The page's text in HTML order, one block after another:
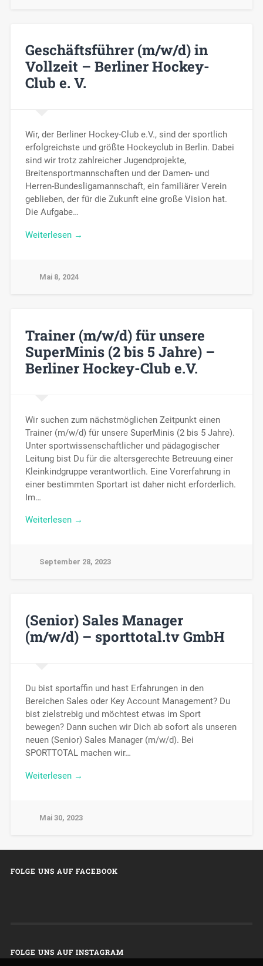
Geschäftsführer (m/w/d) in
Vollzeit – Berliner Hockey-
Club e. V.
Wir, der Berliner Hockey-Club e.V., sind der sportlich
erfolgreichste und größte Hockeyclub in Berlin. Dabei
sind wir trotz zahlreicher Jugendprojekte,
Breitensportmannschaften und der Damen- und
Herren-Bundesligamannschaft, ein familiärer Verein
geblieben, der für die Zukunft eine große Vision hat.
Die Aufgabe…
Weiterlesen →
Mai 8, 2024
Trainer (m/w/d) für unsere
SuperMinis (2 bis 5 Jahre) –
Berliner Hockey-Club e.V.
Wir suchen zum nächstmöglichen Zeitpunkt einen
Trainer (m/w/d) für unsere SuperMinis (2 bis 5 Jahre).
Unter sportwissenschaftlicher und pädagogischer
Leitung bist Du für die altersgerechte Betreuung einer
Kleinkindgruppe verantwortlich. Eine Vorerfahrung in
einer bestimmten Sportart ist daher nicht erforderlich.
Im…
Weiterlesen →
September 28, 2023
(Senior) Sales Manager
(m/w/d) – sporttotal.tv GmbH
Du bist sportaffin und hast Erfahrungen in den
Bereichen Sales oder Key Account Management? Du
bist zielstrebig und möchtest etwas im Sport
bewegen? Dann suchen wir Dich ab sofort als unseren
neuen (Senior) Sales Manager (m/w/d). Bei
SPORTTOTAL machen wir…
Weiterlesen →
Mai 30, 2023
FOLGE UNS AUF FACEBOOK
FOLGE UNS AUF INSTAGRAM